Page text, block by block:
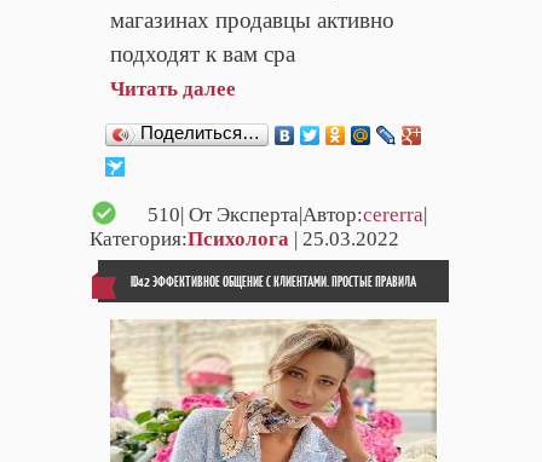
магазинах продавцы активно
подходят к вам сра
Читать далее
Поделиться…
510| От Эксперта|Автор:cererra|
Категория:Психолога | 25.03.2022
ID42 ЭФФЕКТИВНОЕ ОБЩЕНИЕ С КЛИЕНТАМИ. ПРОСТЫЕ ПРАВИЛА